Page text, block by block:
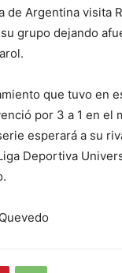
de Argentina visita
grupo dejando
que tuvo en
por 3 a 1 en el
esperará a su
Deportiva